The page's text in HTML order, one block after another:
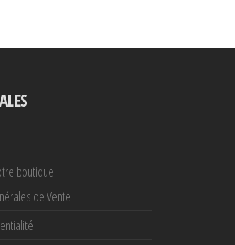
boutique
de Vente